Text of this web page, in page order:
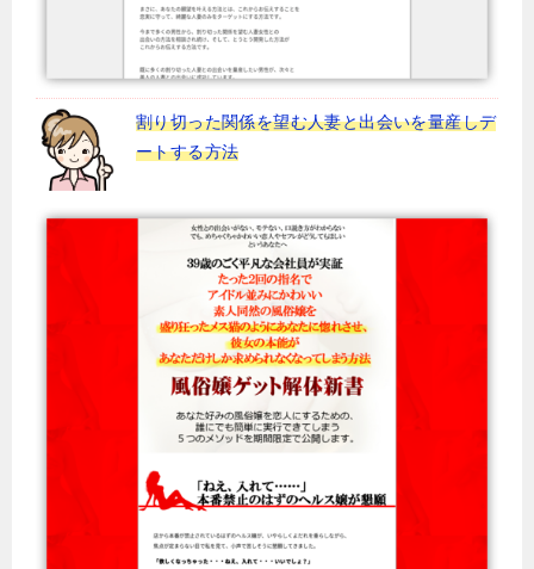
割り切った関係を望む人妻と出会いを量産しデ
ートする方法